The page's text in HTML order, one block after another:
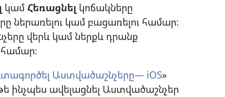
կամՀեռացնել կոճակները
ներառելու կամ բացառելու համար։
վերև կամ ներքև դրանք
Աստվածաշնչերը— iOS»
ինչպես ավելացնել Աստվածաշնչեր